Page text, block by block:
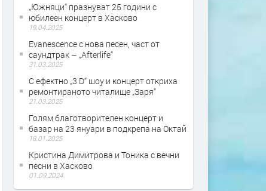
„Южняци“ празнуват 25 години с
юбилеен концерт в Хасково
19.04.2025
Evanescence с нова песен, част от
саундтрак – „Afterlife“
31.03.2025
С ефектно „3 D“ шоу и концерт откриха
ремонтираното читалище „Заря“
21.03.2025
Голям благотворителен концерт и
базар на 23 януари в подкрепа на Октай
18.01.2025
Кристина Димитрова и Тоника с вечни
песни в Хасково
01.09.2024